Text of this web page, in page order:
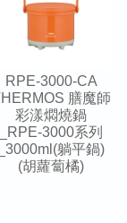
RPE-3000-CA
膳魔師
彩漾燜燒鍋
_RPE-3000系列
_3000ml(躺平鍋)
(胡蘿蔔橘)